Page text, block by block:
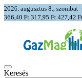
2026. augusztus 8., szombat
366,40 Ft 317,95 Ft 427,42
Keresés